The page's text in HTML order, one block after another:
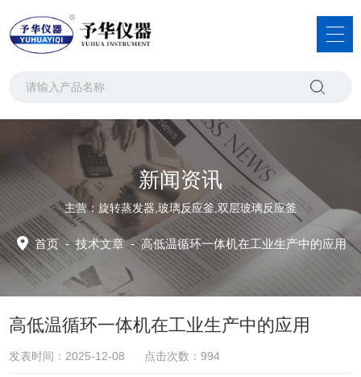
新闻资讯
主营：旋转蒸发器,玻璃反应釜,双层玻璃反应釜
首页-技术文章-高低温循环一体机在工业生产中的应用
高低温循环一体机在工业生产中的应用
发表时间：2025-12-08 点击次数：994